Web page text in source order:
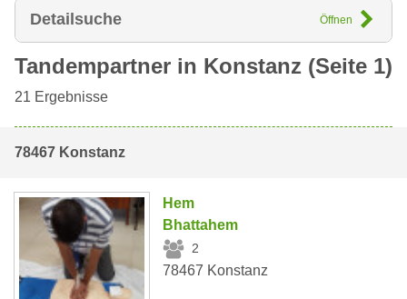
Detailsuche Öffnen
Tandempartner in Konstanz (Seite 1)
21 Ergebnisse
78467 Konstanz
Hem
Bhattahem
2
78467 Konstanz